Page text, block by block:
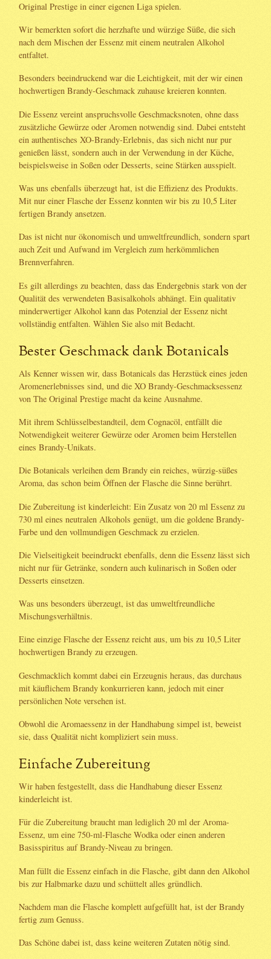
Original Prestige in einer eigenen Liga spielen.
Wir bemerkten sofort die herzhafte und würzige Süße, die sich
nach dem Mischen der Essenz mit einem neutralen Alkohol
entfaltet.
Besonders beeindruckend war die Leichtigkeit, mit der wir einen
hochwertigen Brandy-Geschmack zuhause kreieren konnten.
Die Essenz vereint anspruchsvolle Geschmacksnoten, ohne dass
zusätzliche Gewürze oder Aromen notwendig sind. Dabei entsteht
ein authentisches XO-Brandy-Erlebnis, das sich nicht nur pur
genießen lässt, sondern auch in der Verwendung in der Küche,
beispielsweise in Soßen oder Desserts, seine Stärken ausspielt.
Was uns ebenfalls überzeugt hat, ist die Effizienz des Produkts.
Mit nur einer Flasche der Essenz konnten wir bis zu 10,5 Liter
fertigen Brandy ansetzen.
Das ist nicht nur ökonomisch und umweltfreundlich, sondern spart
auch Zeit und Aufwand im Vergleich zum herkömmlichen
Brennverfahren.
Es gilt allerdings zu beachten, dass das Endergebnis stark von der
Qualität des verwendeten Basisalkohols abhängt. Ein qualitativ
minderwertiger Alkohol kann das Potenzial der Essenz nicht
vollständig entfalten. Wählen Sie also mit Bedacht.
Bester Geschmack dank Botanicals
Als Kenner wissen wir, dass Botanicals das Herzstück eines jeden
Aromenerlebnisses sind, und die XO Brandy-Geschmacksessenz
von The Original Prestige macht da keine Ausnahme.
Mit ihrem Schlüsselbestandteil, dem Cognacöl, entfällt die
Notwendigkeit weiterer Gewürze oder Aromen beim Herstellen
eines Brandy-Unikats.
Die Botanicals verleihen dem Brandy ein reiches, würzig-süßes
Aroma, das schon beim Öffnen der Flasche die Sinne berührt.
Die Zubereitung ist kinderleicht: Ein Zusatz von 20 ml Essenz zu
730 ml eines neutralen Alkohols genügt, um die goldene Brandy-
Farbe und den vollmundigen Geschmack zu erzielen.
Die Vielseitigkeit beeindruckt ebenfalls, denn die Essenz lässt sich
nicht nur für Getränke, sondern auch kulinarisch in Soßen oder
Desserts einsetzen.
Was uns besonders überzeugt, ist das umweltfreundliche
Mischungsverhältnis.
Eine einzige Flasche der Essenz reicht aus, um bis zu 10,5 Liter
hochwertigen Brandy zu erzeugen.
Geschmacklich kommt dabei ein Erzeugnis heraus, das durchaus
mit käuflichem Brandy konkurrieren kann, jedoch mit einer
persönlichen Note versehen ist.
Obwohl die Aromaessenz in der Handhabung simpel ist, beweist
sie, dass Qualität nicht kompliziert sein muss.
Einfache Zubereitung
Wir haben festgestellt, dass die Handhabung dieser Essenz
kinderleicht ist.
Für die Zubereitung braucht man lediglich 20 ml der Aroma-
Essenz, um eine 750-ml-Flasche Wodka oder einen anderen
Basisspiritus auf Brandy-Niveau zu bringen.
Man füllt die Essenz einfach in die Flasche, gibt dann den Alkohol
bis zur Halbmarke dazu und schüttelt alles gründlich.
Nachdem man die Flasche komplett aufgefüllt hat, ist der Brandy
fertig zum Genuss.
Das Schöne dabei ist, dass keine weiteren Zutaten nötig sind.